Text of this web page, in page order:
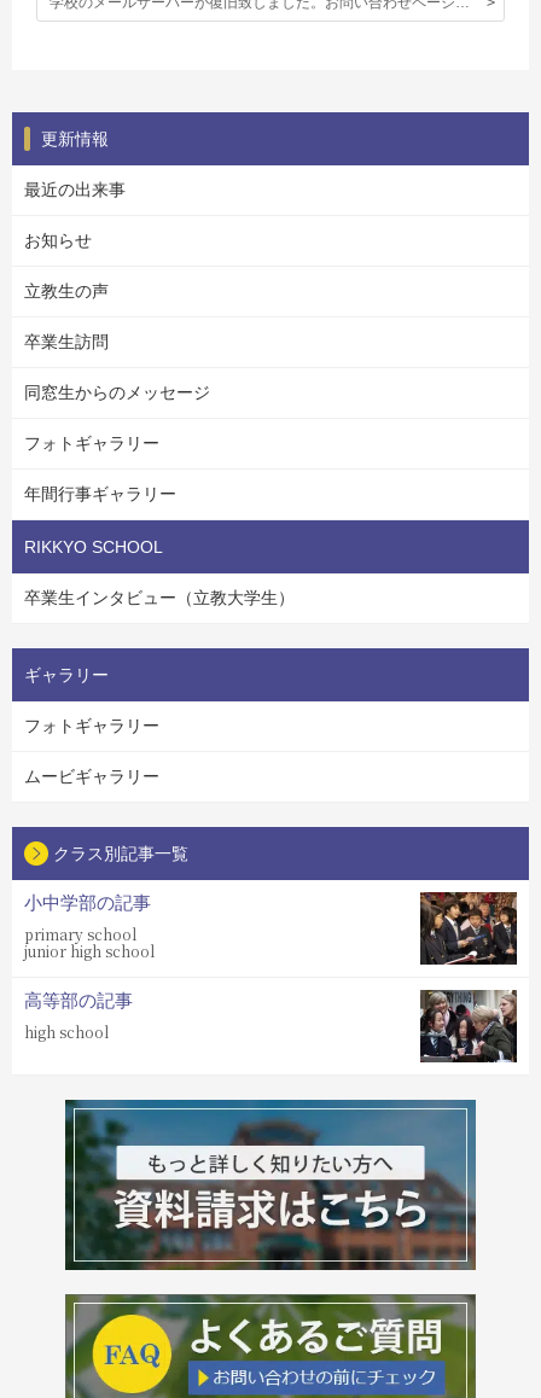
更新情報
最近の出来事
お知らせ
立教生の声
卒業生訪問
同窓生からのメッセージ
フォトギャラリー
年間行事ギャラリー
RIKKYO SCHOOL
卒業生インタビュー（立教大学生）
ギャラリー
フォトギャラリー
ムービギャラリー
クラス別記事一覧
小中学部の記事
primary school
junior high school
高等部の記事
high school